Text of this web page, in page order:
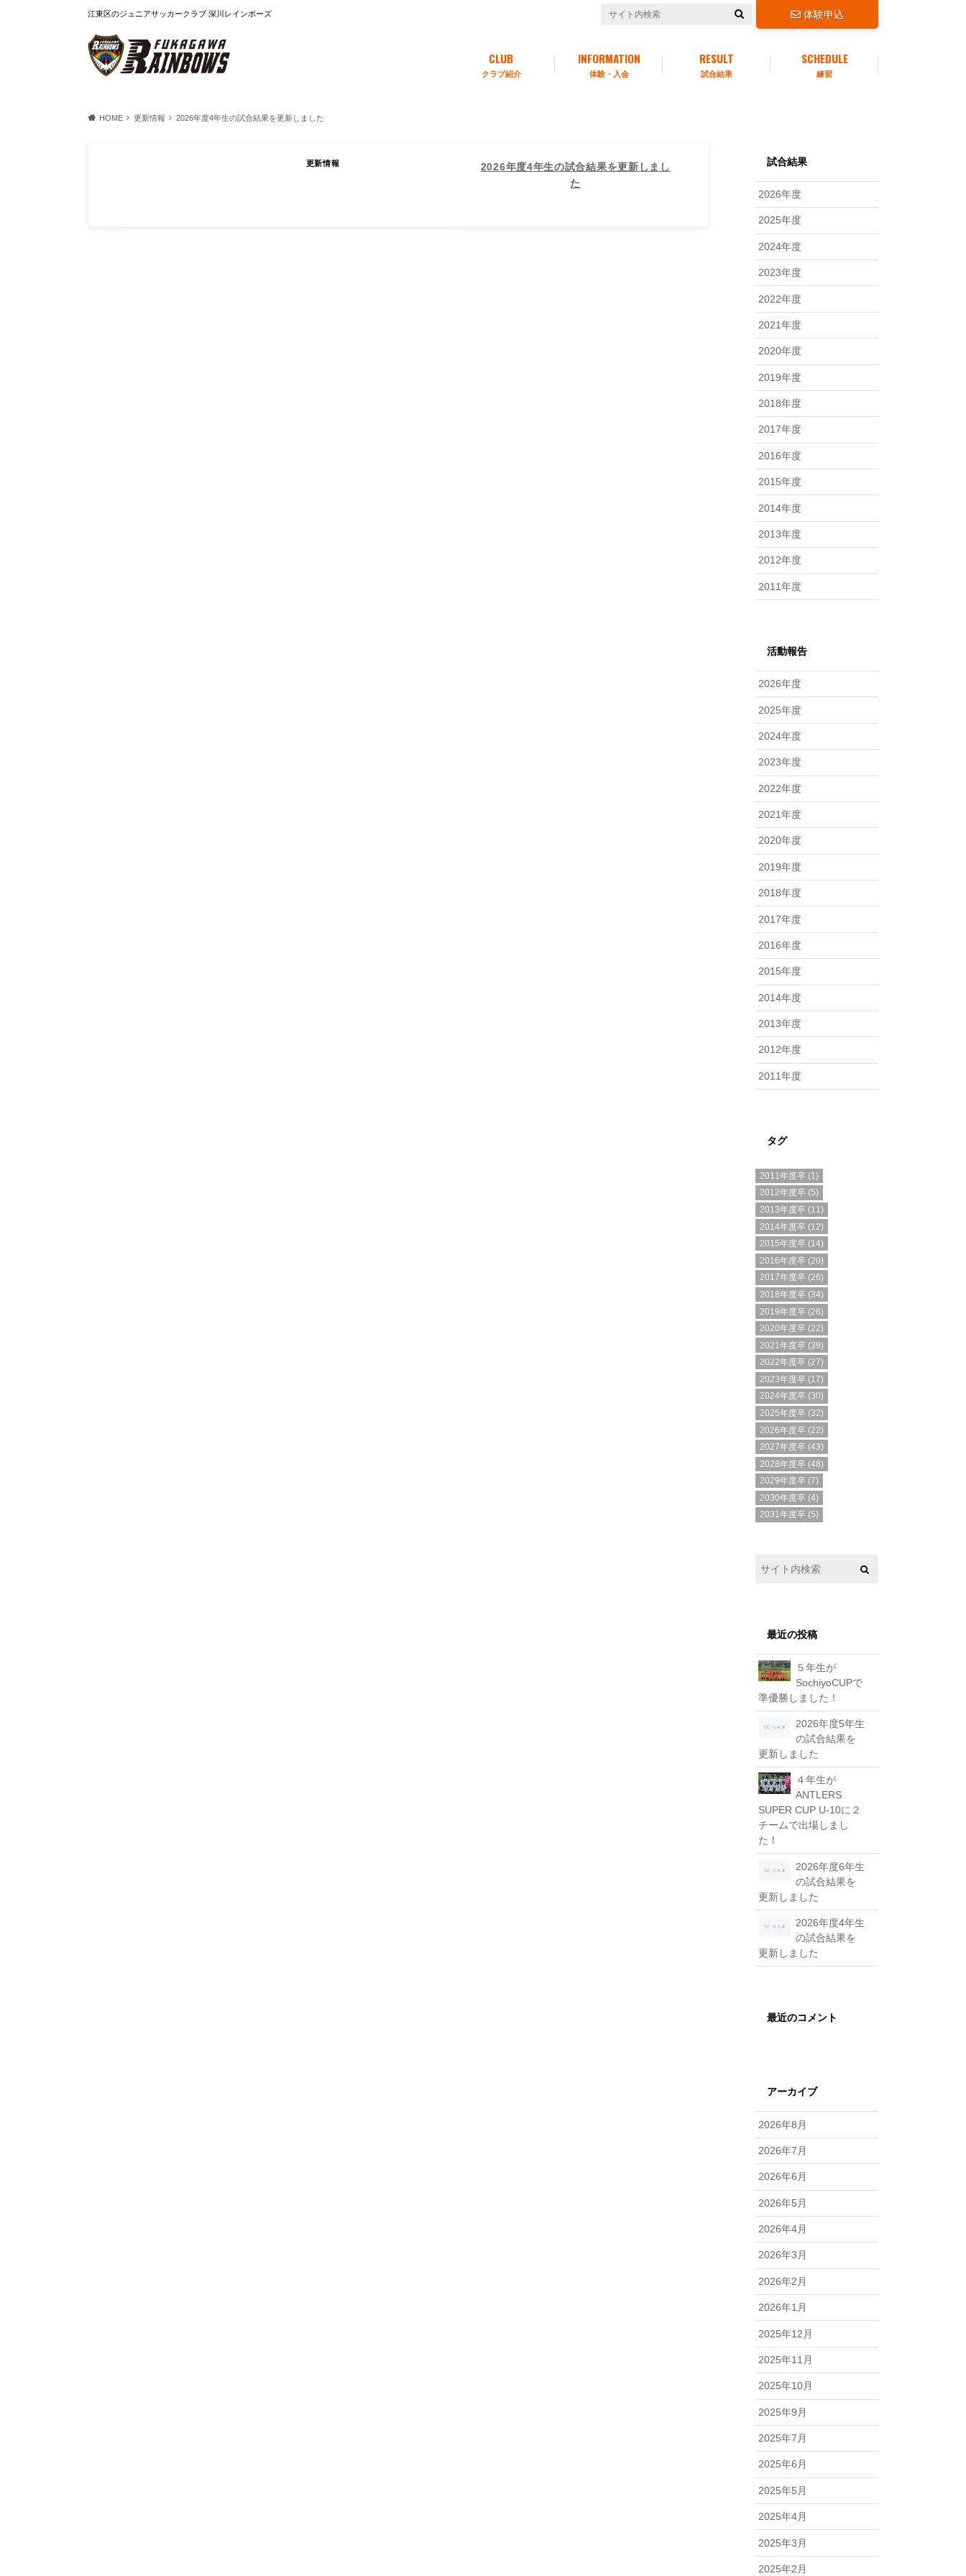
江東区のジュニアサッカークラブ 深川レインボーズ 体験申込
クラブ紹介
CLUB
体験・入会
INFORMATION
試合結果
RESULT
練習
SCHEDULE
HOME 更新情報 2026年度4年生の試合結果を更新しました
更新情報
2026年度4年生の試合結果を更新しまし
た
試合結果
2026年度
2025年度
2024年度
2023年度
2022年度
2021年度
2020年度
2019年度
2018年度
2017年度
2016年度
2015年度
2014年度
2013年度
2012年度
2011年度
活動報告
2026年度
2025年度
2024年度
2023年度
2022年度
2021年度
2020年度
2019年度
2018年度
2017年度
2016年度
2015年度
2014年度
2013年度
2012年度
2011年度
タグ
2011年度卒 (1)
2012年度卒 (5)
2013年度卒 (11)
2014年度卒 (12)
2015年度卒 (14)
2016年度卒 (20)
2017年度卒 (26)
2018年度卒 (34)
2019年度卒 (26)
2020年度卒 (22)
2021年度卒 (39)
2022年度卒 (27)
2023年度卒 (17)
2024年度卒 (30)
2025年度卒 (32)
2026年度卒 (22)
2027年度卒 (43)
2028年度卒 (48)
2029年度卒 (7)
2030年度卒 (4)
2031年度卒 (5)
最近の投稿
５年生が
SochiyoCUPで
準優勝しました！
2026年度5年生
の試合結果を
更新しました
４年生が
ANTLERS
SUPER CUP U-10に２
チームで出場しまし
た！
2026年度6年生
の試合結果を
更新しました
2026年度4年生
の試合結果を
更新しました
最近のコメント
アーカイブ
2026年8月
2026年7月
2026年6月
2026年5月
2026年4月
2026年3月
2026年2月
2026年1月
2025年12月
2025年11月
2025年10月
2025年9月
2025年7月
2025年6月
2025年5月
2025年4月
2025年3月
2025年2月